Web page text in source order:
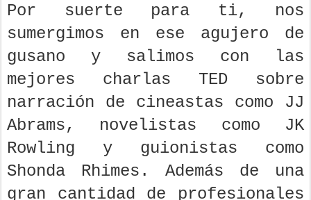
Por suerte para ti, nos
sumergimos en ese agujero de
gusano y salimos con las
mejores charlas TED sobre
narración de cineastas como JJ
Abrams, novelistas como JK
Rowling y guionistas como
Shonda Rhimes. Además de una
gran cantidad de profesionales